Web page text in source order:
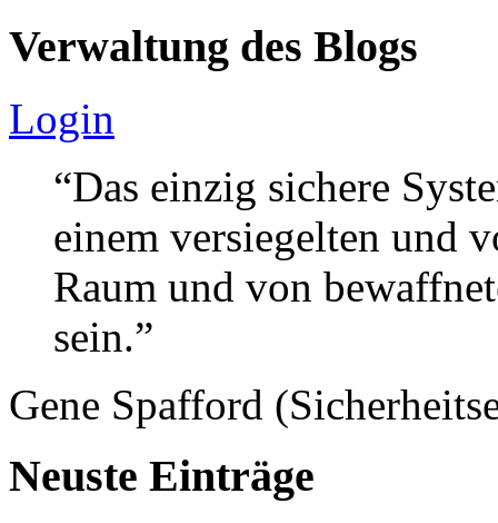
Verwaltung des Blogs
Login
“Das einzig sichere
einem versiegelten und
Raum und von
sein.”
Gene Spafford
Neuste Einträge